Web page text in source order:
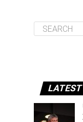
LATEST